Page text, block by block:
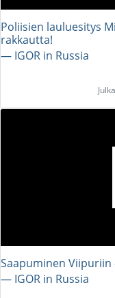
Poliisien lauluesitys
rakkautta!
― IGOR in Russia
Saapuminen Viipuriin
― IGOR in Russia